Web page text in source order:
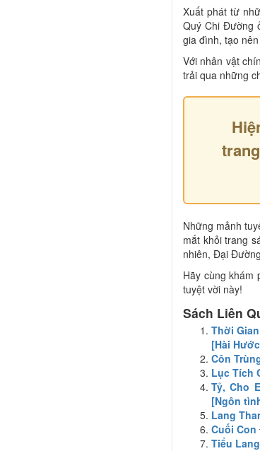
Xuất phát từ
Quý Chi Đường
gia đình, tạo
Với nhân vật
trải qua những
Những mảnh
mắt khỏi trang
nhiên, Đại
Hãy cùng khám
tuyệt vời này!
Sách Liên
Thời
[Hài
Côn
Lục Tích
Tỷ, Cho
[Ngôn
Lang
Cuối
Tiểu